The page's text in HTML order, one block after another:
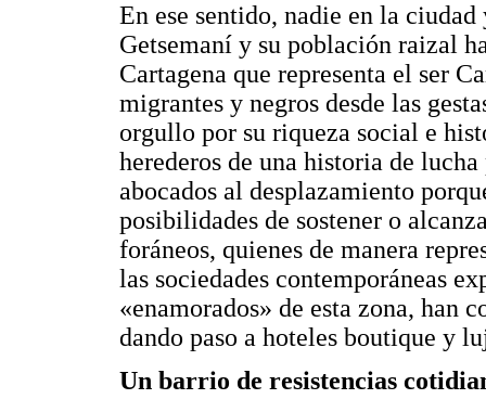
En ese sentido, nadie en la
Getsemaní y su población raizal
Cartagena que representa el ser
migrantes y negros desde las
orgullo por su riqueza social e
herederos de una historia de
abocados al desplazamiento
posibilidades de sostener o
foráneos, quienes de manera
las sociedades contemporáneas
«enamorados» de esta zona, han
dando paso a hoteles boutique y
Un barrio de resistencias